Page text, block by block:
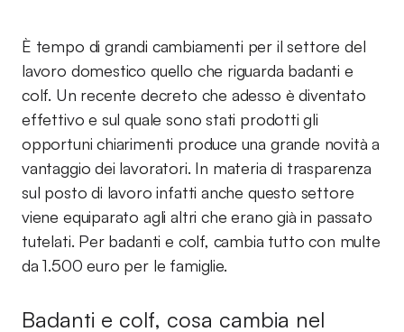
È tempo di grandi cambiamenti per il settore del
lavoro domestico quello che riguarda badanti e
colf. Un recente decreto che adesso è diventato
effettivo e sul quale sono stati prodotti gli
opportuni chiarimenti produce una grande novità a
vantaggio dei lavoratori. In materia di trasparenza
sul posto di lavoro infatti anche questo settore
viene equiparato agli altri che erano già in passato
tutelati. Per badanti e colf, cambia tutto con multe
da 1.500 euro per le famiglie.
Badanti e colf, cosa cambia nel